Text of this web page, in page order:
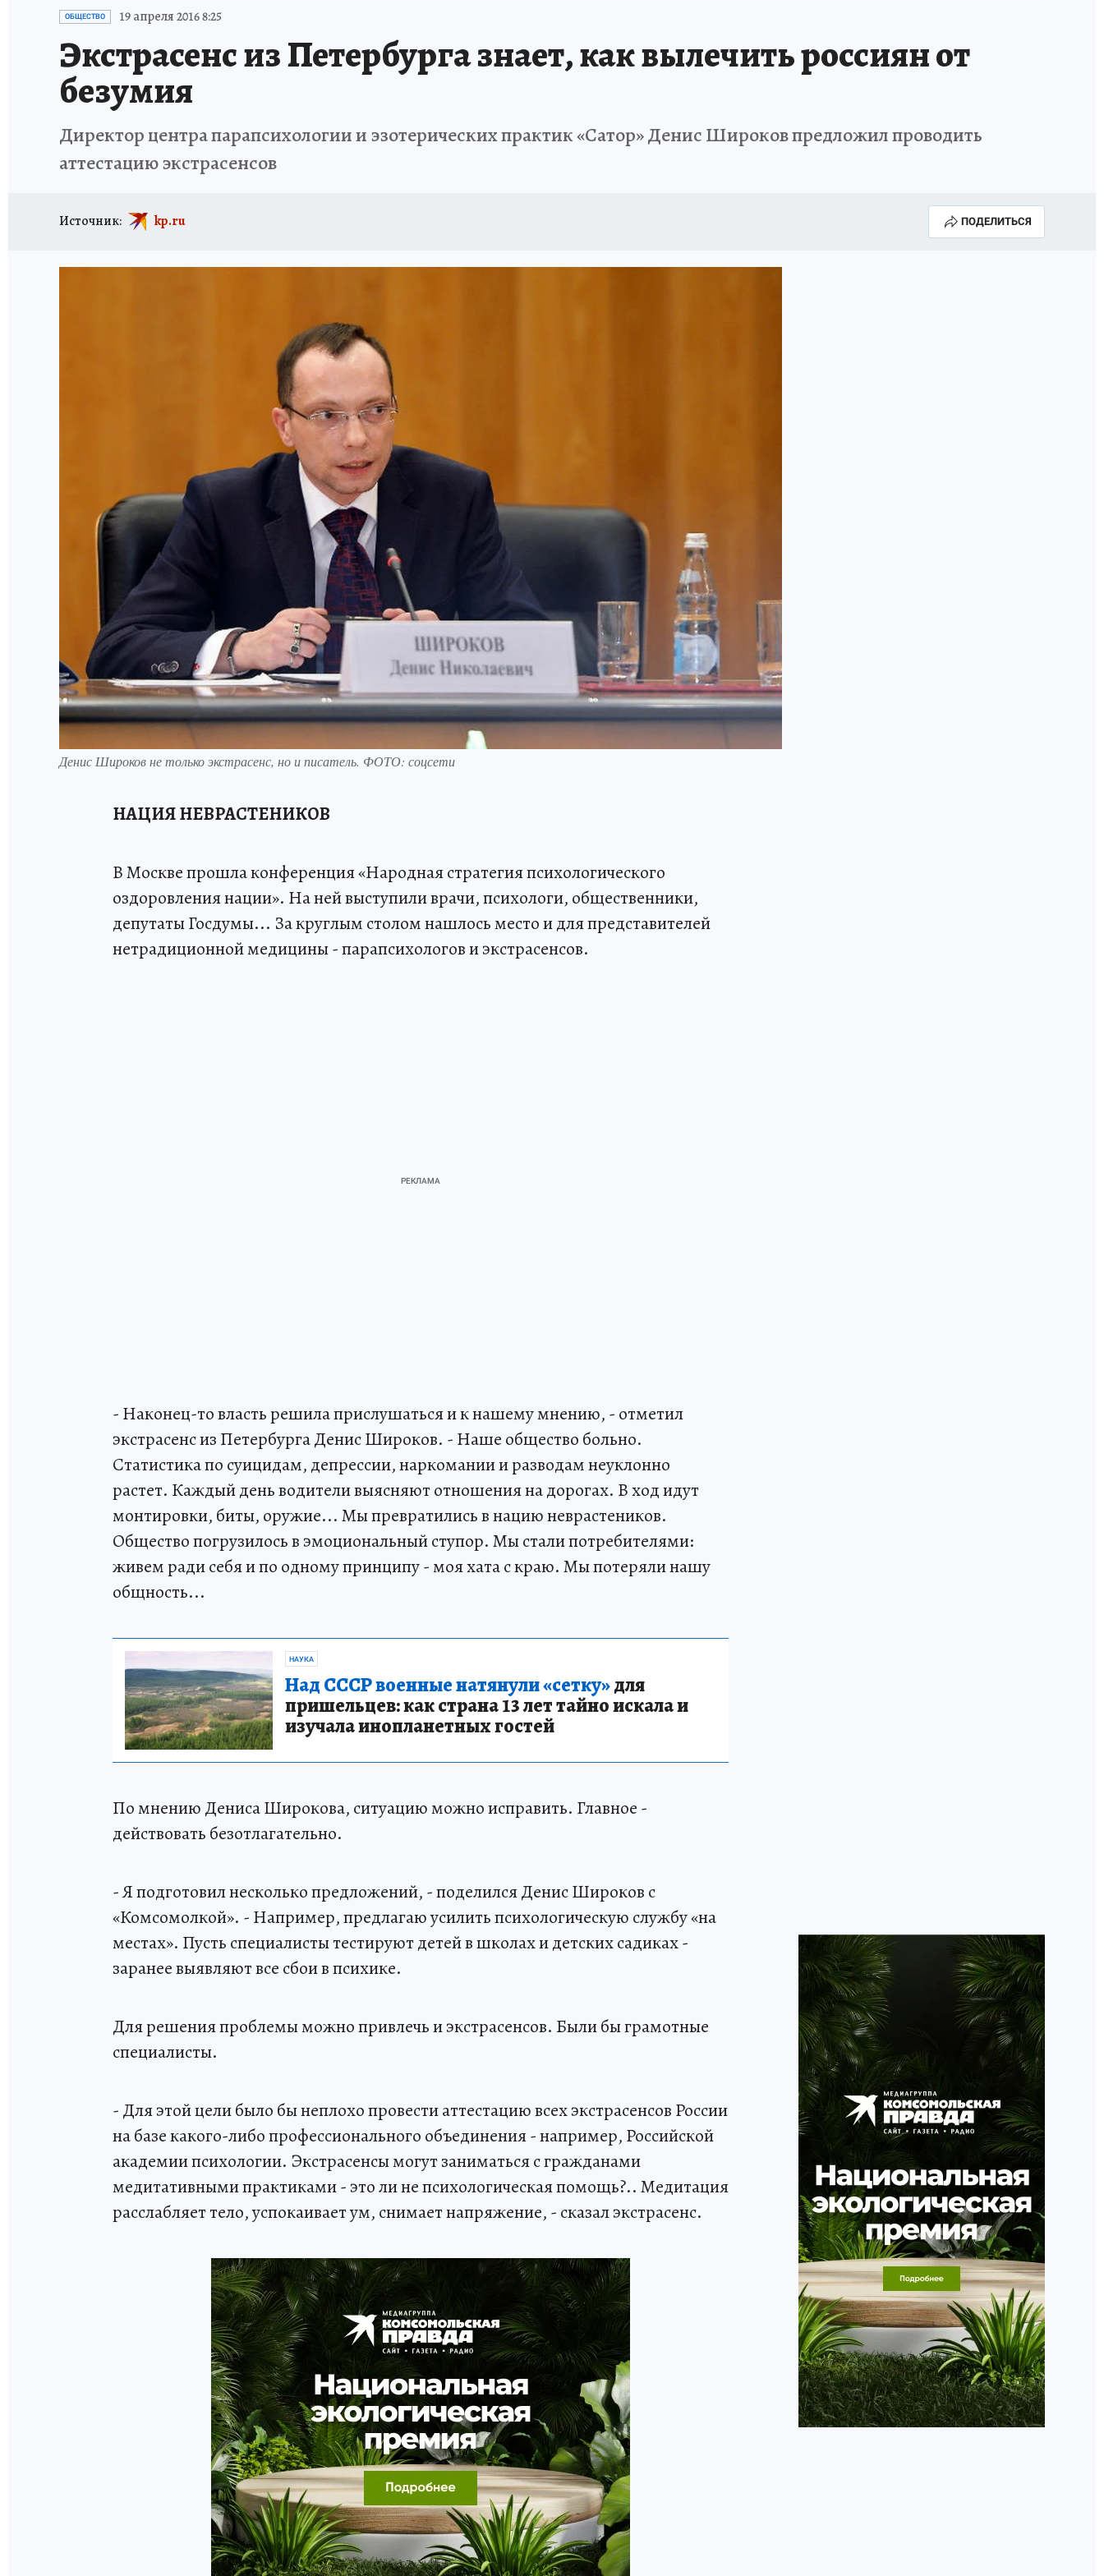
ПЕТЕРБУРГСКАЯ СТРОЙКА
ОБЩЕСТВО 19 апреля 2016 8:25
Экстрасенс из Петербурга знает, как вылечить россиян от
безумия
Директор центра парапсихологии и эзотерических практик «Сатор» Денис Широков предложил проводить
аттестацию экстрасенсов
Источник: kp.ru ПОДЕЛИТЬСЯ
Денис Широков не только экстрасенс, но и писатель. ФОТО: соцсети
НАЦИЯ НЕВРАСТЕНИКОВ
В Москве прошла конференция «Народная стратегия психологического
оздоровления нации». На ней выступили врачи, психологи, общественники,
депутаты Госдумы... За круглым столом нашлось место и для представителей
нетрадиционной медицины - парапсихологов и экстрасенсов.
- Наконец-то власть решила прислушаться и к нашему мнению, - отметил
экстрасенс из Петербурга Денис Широков. - Наше общество больно.
Статистика по суицидам, депрессии, наркомании и разводам неуклонно
растет. Каждый день водители выясняют отношения на дорогах. В ход идут
монтировки, биты, оружие... Мы превратились в нацию неврастеников.
Общество погрузилось в эмоциональный ступор. Мы стали потребителями:
живем ради себя и по одному принципу - моя хата с краю. Мы потеряли нашу
общность...
НАУКА
Над СССР военные натянули «сетку»для
пришельцев: как страна 13 лет тайно искала и
изучала инопланетных гостей
По мнению Дениса Широкова, ситуацию можно исправить. Главное -
действовать безотлагательно.
- Я подготовил несколько предложений, - поделился Денис Широков с
«Комсомолкой». - Например, предлагаю усилить психологическую службу «на
местах». Пусть специалисты тестируют детей в школах и детских садиках -
заранее выявляют все сбои в психике.
Для решения проблемы можно привлечь и экстрасенсов. Были бы грамотные
специалисты.
- Для этой цели было бы неплохо провести аттестацию всех экстрасенсов России
на базе какого-либо профессионального объединения - например, Российской
академии психологии. Экстрасенсы могут заниматься с гражданами
медитативными практиками - это ли не психологическая помощь?.. Медитация
расслабляет тело, успокаивает ум, снимает напряжение, - сказал экстрасенс.